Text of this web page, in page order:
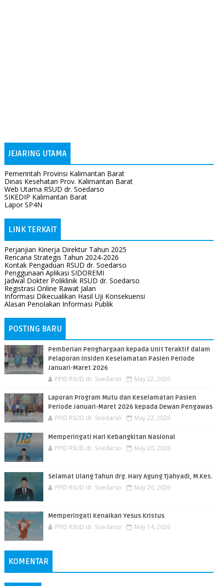
JEJARING UTAMA
Pemerintah Provinsi Kalimantan Barat
Dinas Kesehatan Prov. Kalimantan Barat
Web Utama RSUD dr. Soedarso
SIKEDIP Kalimantan Barat
Lapor SP4N
LINK TERKAIT
Perjanjian Kinerja Direktur Tahun 2025
Rencana Strategis Tahun 2024-2026
Kontak Pengaduan RSUD dr. Soedarso
Penggunaan Aplikasi SIDOREMI
Jadwal Dokter Poliklinik RSUD dr. Soedarso
Registrasi Online Rawat Jalan
Informasi Dikecualikan Hasil Uji Konsekuensi
Alasan Penolakan Informasi Publik
POSTING BARU
Pemberian Penghargaan kepada Unit Teraktif dalam
Pelaporan Insiden Keselamatan Pasien Periode
Januari-Maret 2026
PPID RSUD dr. Soedarso May 22, 2026
Laporan Program Mutu dan Keselamatan Pasien
Periode Januari-Maret 2026 kepada Dewan Pengawas
PPID RSUD dr. Soedarso May 22, 2026
Memperingati Hari Kebangkitan Nasional
PPID RSUD dr. Soedarso May 20, 2026
Selamat Ulang Tahun drg. Hary Agung Tjahyadi, M.Kes.
PPID RSUD dr. Soedarso May 20, 2026
Memperingati Kenaikan Yesus Kristus
PPID RSUD dr. Soedarso May 14, 2026
KOMENTAR